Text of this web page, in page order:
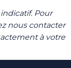
Pour
nous contacter
à votre